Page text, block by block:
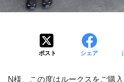
ポスト シェア
N様、この度はルークスをご購